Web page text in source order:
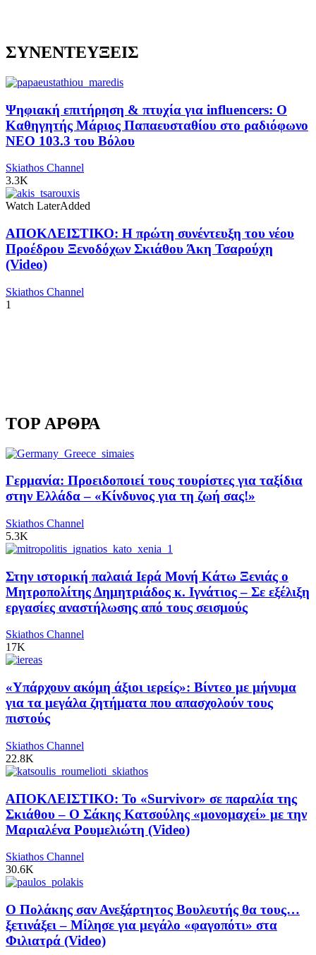
ΣΥΝΕΝΤΕΥΞΕΙΣ
Ψηφιακή επιτήρηση & πτυχία για influencers: Ο
Καθηγητής Μάριος Παπαευσταθίου στο ραδιόφωνο
NEO 103.3 του Βόλου
Skiathos Channel
3.3K
Watch LaterAdded
ΑΠΟΚΛΕΙΣΤΙΚΟ: Η πρώτη συνέντευξη του νέου
Προέδρου Ξενοδόχων Σκιάθου Άκη Τσαρούχη
(Video)
Skiathos Channel
1
TOP ΑΡΘΡΑ
Γερμανία: Προειδοποιεί τους τουρίστες για ταξίδια
στην Ελλάδα – «Κίνδυνος για τη ζωή σας!»
Skiathos Channel
5.3K
Στην ιστορική παλαιά Ιερά Μονή Κάτω Ξενιάς ο
Μητροπολίτης Δημητριάδος κ. Ιγνάτιος – Σε εξέλιξη
εργασίες αναστήλωσης από τους σεισμούς
Skiathos Channel
17K
«Υπάρχουν ακόμη άξιοι ιερείς»: Βίντεο με μήνυμα
για τα μεγάλα ζητήματα που απασχολούν τους
πιστούς
Skiathos Channel
22.8K
ΑΠΟΚΛΕΙΣΤΙΚΟ: Το «Survivor» σε παραλία της
Σκιάθου – Ο Σάκης Κατσούλης «μονομαχεί» με την
Μαριαλένα Ρουμελιώτη (Video)
Skiathos Channel
30.6K
Ο Πολάκης σαν Ανεξάρτητος Βουλευτής θα τους…
ξετινάξει – Μίλησε για μεγάλο «φαγοπότι» στα
Φιλιατρά (Video)